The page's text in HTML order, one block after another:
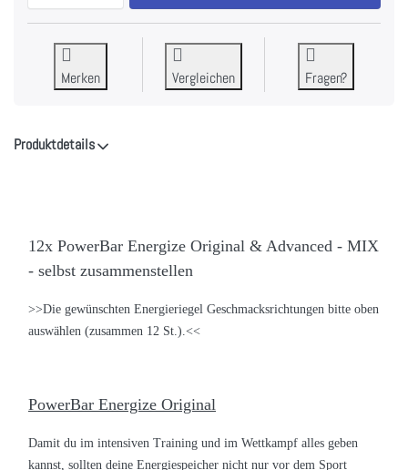
Merken Vergleichen Fragen?
Produktdetails
12x PowerBar Energize Original & Advanced - MIX
- selbst zusammenstellen
>>Die gewünschten Energieriegel Geschmacksrichtungen bitte oben
auswählen (zusammen 12 St.).<<
PowerBar Energize Original
Damit du im intensiven Training und im Wettkampf alles geben
kannst, sollten deine Energiespeicher nicht nur vor dem Sport